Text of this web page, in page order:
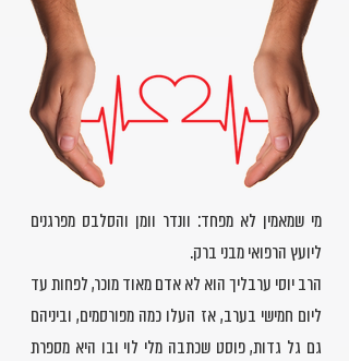
מי שמאמין לא מפחד: וונדר וומן והסלבס מפרגנים
ליועץ הרפואי מבני ברק.
הרב יוסי ערבליך הוא לא אדם מאוד מוכר, לפחות עד
ליום חמישי בערב, אז העלו כמה מפורסמים, וביניהם
גם גל גדות, פוסט שכתבה מלי לוי ובו היא מספרת